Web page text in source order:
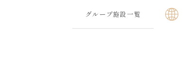
グループ施設一覧